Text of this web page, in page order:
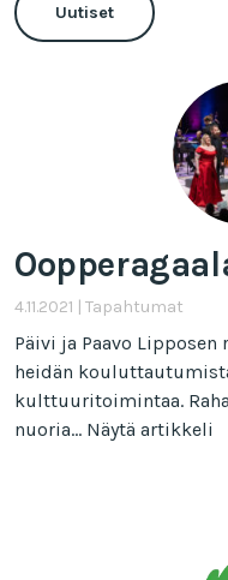
Uutiset
4.11.2021 | Tapahtumat
Päivi ja Paavo
heidän
kulttuuritoimintaa.
nuoria... Näytä artikkeli